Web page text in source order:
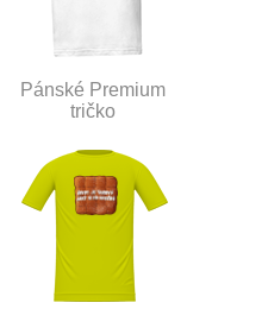
Pánské Premium
tričko